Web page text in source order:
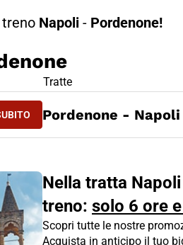
Napoli - Pordenone!
Pordenone
SUBITO
- PORDENONE
Tratte
Pordenone - Napoli
Nella tratta
treno: solo 6 ore
Scopri tutte le nostre
Acquista in anticipo il tuo